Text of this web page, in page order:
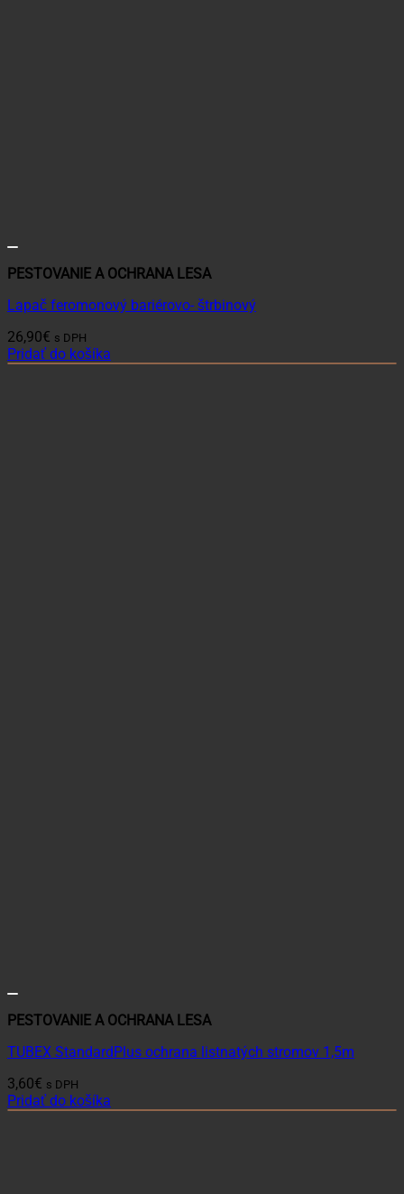
PESTOVANIE A OCHRANA LESA
Lapač feromonový bariérovo- štrbinový
26,90€ s DPH
Pridať do košíka
PESTOVANIE A OCHRANA LESA
TUBEX StandardPlus ochrana listnatých stromov 1,5m
3,60€ s DPH
Pridať do košíka